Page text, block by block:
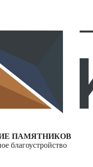
ПАМЯТНИКОВ
благоустройство